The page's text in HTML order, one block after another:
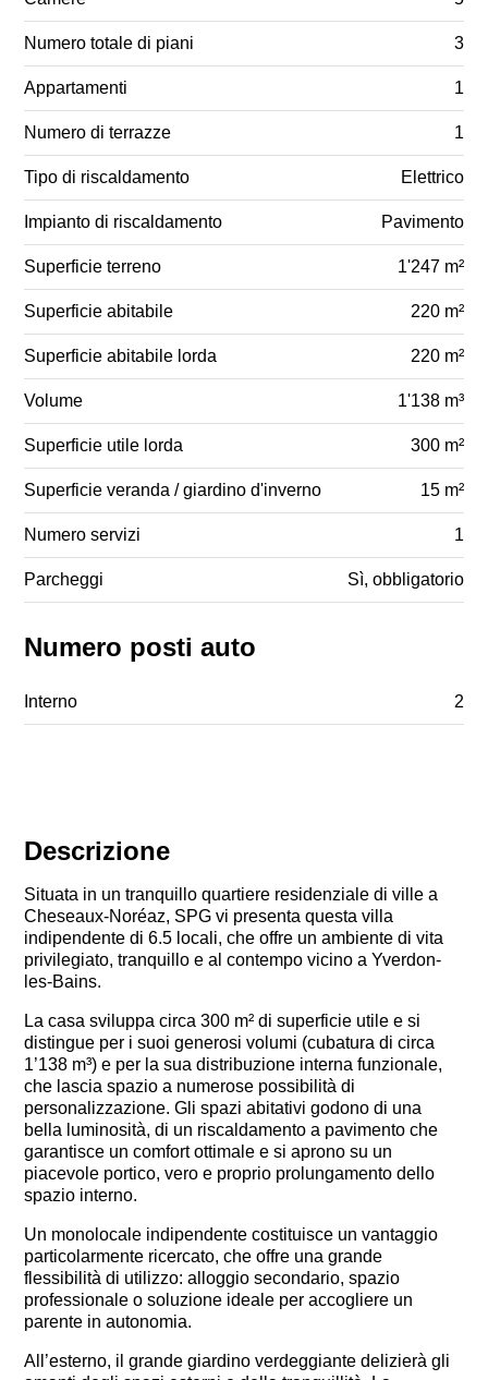
Descrizione
Situata in un tranquillo quartiere residenziale di ville a
Cheseaux-Noréaz, SPG vi presenta questa villa
indipendente di 6.5 locali, che offre un ambiente di vita
privilegiato, tranquillo e al contempo vicino a Yverdon-
les-Bains.
La casa sviluppa circa 300 m² di superficie utile e si
distingue per i suoi generosi volumi (cubatura di circa
1’138 m³) e per la sua distribuzione interna funzionale,
che lascia spazio a numerose possibilità di
personalizzazione. Gli spazi abitativi godono di una
bella luminosità, di un riscaldamento a pavimento che
garantisce un comfort ottimale e si aprono su un
piacevole portico, vero e proprio prolungamento dello
spazio interno.
Un monolocale indipendente costituisce un vantaggio
particolarmente ricercato, che offre una grande
flessibilità di utilizzo: alloggio secondario, spazio
professionale o soluzione ideale per accogliere un
parente in autonomia.
All’esterno, il grande giardino verdeggiante delizierà gli
Numero totale di piani 3
Appartamenti 1
Numero di terrazze 1
Tipo di riscaldamento Elettrico
Impianto di riscaldamento Pavimento
Superficie terreno 1'247 m²
Superficie abitabile 220 m²
Superficie abitabile lorda 220 m²
Volume 1'138 m³
Superficie utile lorda 300 m²
Superficie veranda / giardino d'inverno 15 m²
Numero servizi 1
Parcheggi Sì, obbligatorio
Numero posti auto
Interno 2